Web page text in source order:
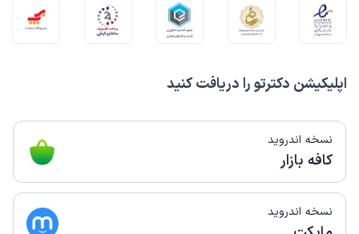
زمان انتظار:45-90 دقیقه
همه عالی بود
این پزشک را پیشنهاد میکنم
زمان انتظار:0-15 دقیقه
خوب
اپلیکیشن دکترتو را دریافت کنید
نسخه اندروید
کافه بازار
نسخه اندروید